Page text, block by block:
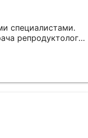
специалистами.
репродуктолога
как прекрасного